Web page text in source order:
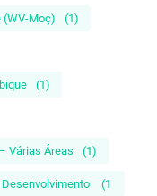
(WV-Moç) (1)
(1)
Várias Áreas (1)
(1